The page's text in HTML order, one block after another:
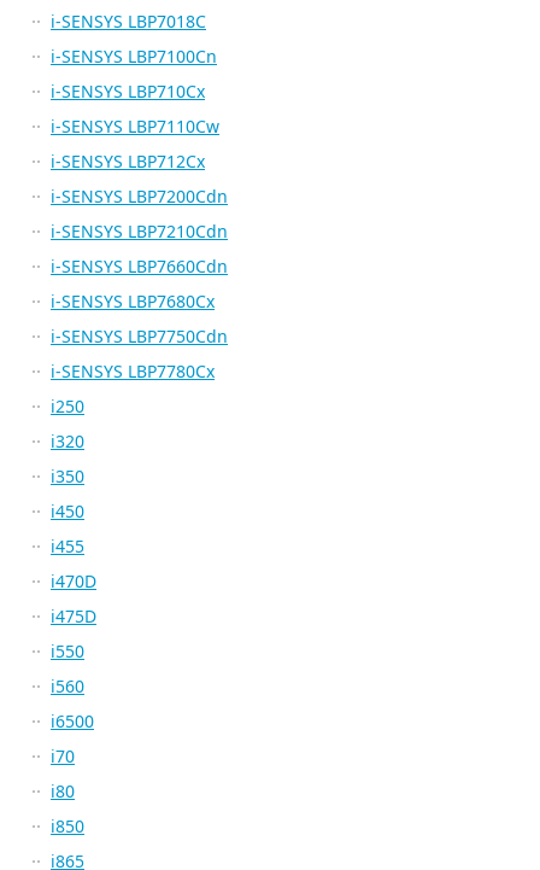
i-SENSYS LBP7018C
i-SENSYS LBP7100Cn
i-SENSYS LBP710Cx
i-SENSYS LBP7110Cw
i-SENSYS LBP712Cx
i-SENSYS LBP7200Cdn
i-SENSYS LBP7210Cdn
i-SENSYS LBP7660Cdn
i-SENSYS LBP7680Cx
i-SENSYS LBP7750Cdn
i-SENSYS LBP7780Cx
i250
i320
i350
i450
i455
i470D
i475D
i550
i560
i6500
i70
i80
i850
i865